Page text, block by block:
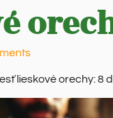
lieskové orechy: 8